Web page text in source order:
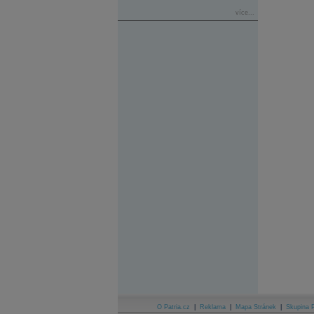
více...
O Patria.cz Reklama Mapa Stránek Skupina